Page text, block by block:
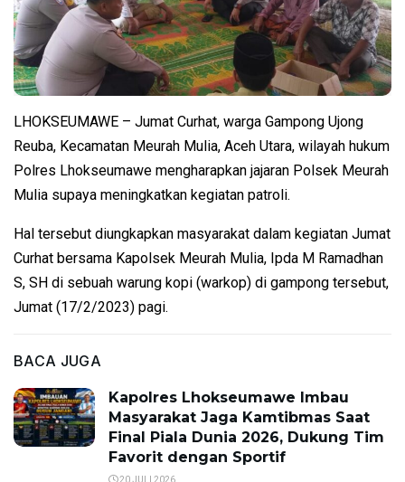
LHOKSEUMAWE – Jumat Curhat, warga Gampong Ujong
Reuba, Kecamatan Meurah Mulia, Aceh Utara, wilayah hukum
Polres Lhokseumawe mengharapkan jajaran Polsek Meurah
Mulia supaya meningkatkan kegiatan patroli.
Hal tersebut diungkapkan masyarakat dalam kegiatan Jumat
Curhat bersama Kapolsek Meurah Mulia, Ipda M Ramadhan
S, SH di sebuah warung kopi (warkop) di gampong tersebut,
Jumat (17/2/2023) pagi.
BACA JUGA
Kapolres Lhokseumawe Imbau
Masyarakat Jaga Kamtibmas Saat
Final Piala Dunia 2026, Dukung Tim
Favorit dengan Sportif
20 JULI 2026